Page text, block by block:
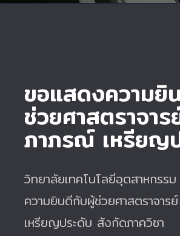
ขอแสดงความยิ
ช่วยศาสตราจา
ภาภรณ์ เหรียญ
วิทยาลัยเทคโนโลยีอุตสาหกรร
ความยินดีกับผู้ช่วยศาสตราจา
เหรียญประดับ สังกัดภาควิชา